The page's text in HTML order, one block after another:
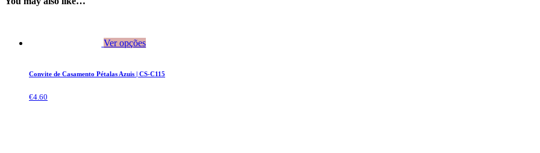
Ver opções
Convite de Casamento Pétalas Azuis | CS-C115
€4.60